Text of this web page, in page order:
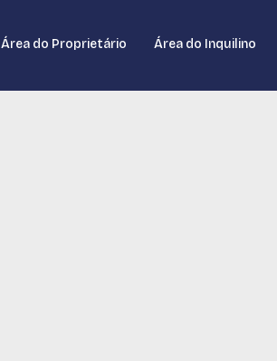
Área do Inquilino
Área do Proprietário